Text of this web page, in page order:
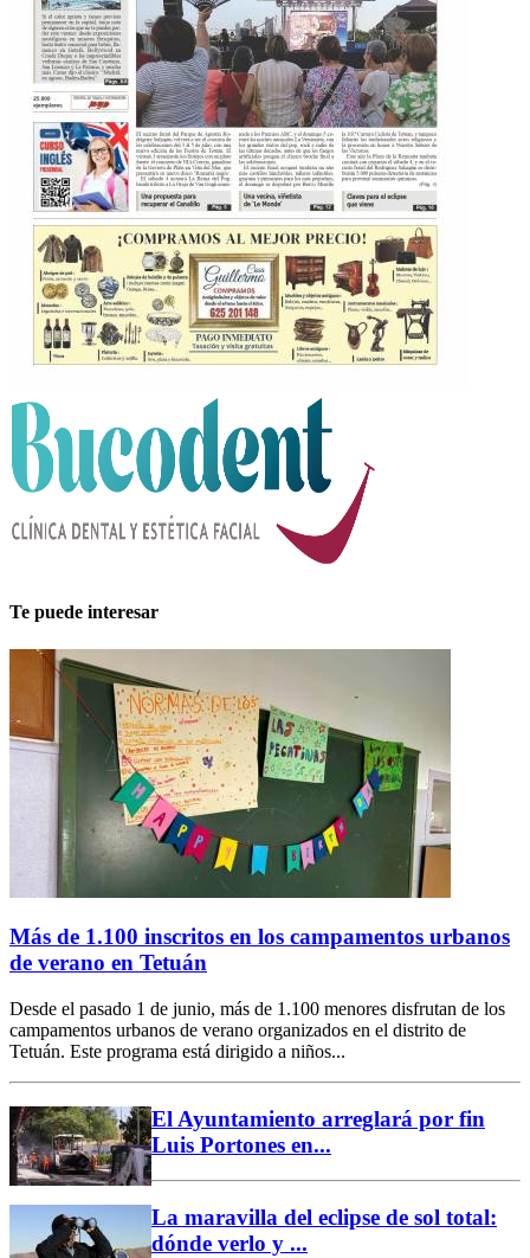
Te puede interesar
Más de 1.100 inscritos en los campamentos urbanos
de verano en Tetuán
Desde el pasado 1 de junio, más de 1.100 menores disfrutan de los
campamentos urbanos de verano organizados en el distrito de
Tetuán. Este programa está dirigido a niños...
El Ayuntamiento arreglará por fin
Luis Portones en...
La maravilla del eclipse de sol total:
dónde verlo y ...